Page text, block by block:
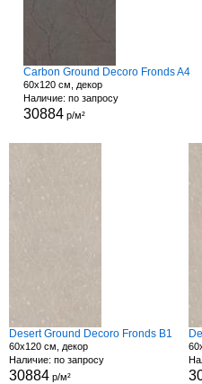
Carbon Ground Decoro Fronds A4
60x120 см, декор
Наличие: по запросу
30884 р/м²
Desert Ground Decoro Fronds B1
60x120 см, декор
Наличие: по запросу
30884 р/м²